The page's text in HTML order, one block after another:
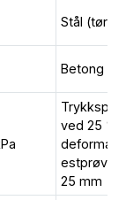
Stål (tørt)
Betong
ved 25 %
estprøve
25 mm